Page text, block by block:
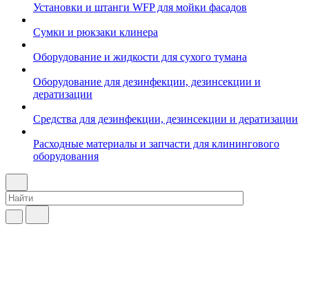
Установки и штанги WFP для мойки фасадов
Сумки и рюкзаки клинера
Оборудование и жидкости для сухого тумана
Оборудование для дезинфекции, дезинсекции и
дератизации
Средства для дезинфекции, дезинсекции и дератизации
Расходные материалы и запчасти для клинингового
оборудования